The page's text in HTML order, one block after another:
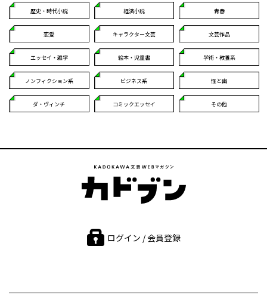
歴史・時代小説 経済小説 青春
恋愛 キャラクター文芸 文芸作品
エッセイ・雑学 絵本・児童書 学術・教養系
ノンフィクション系 ビジネス系 怪と幽
ダ・ヴィンチ コミックエッセイ その他
ログイン / 会員登録